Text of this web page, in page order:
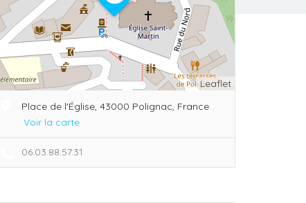
Leaflet
Place de l'Église, 43000 Polignac, France
Voir la carte
06.03.88.57.31